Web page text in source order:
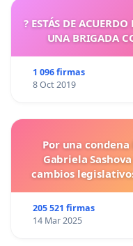
? ESTÁS DE
UNA BRIGADA
1 096 firmas
8 Oct 2019
Por una
Gabriela
cambios
205 521 firmas
14 Mar 2025